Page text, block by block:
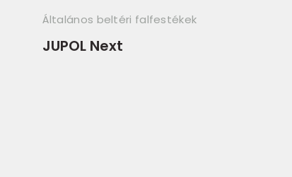
Általános beltéri falfestékek
JUPOL Next